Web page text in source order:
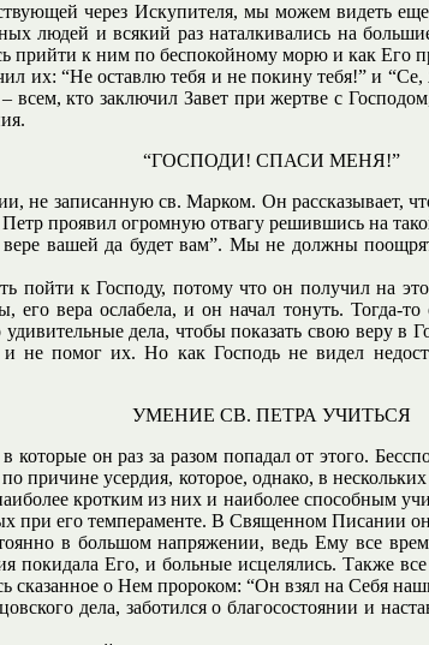
через Искупителя, мы можем видеть
людей и всякий раз наталкивались на
прийти к ним по беспокойному морю и как Его
их: “Не оставлю тебя и не покину тебя!” и
всем, кто заключил Завет при жертве с
“ГОСПОДИ! СПАСИ МЕНЯ!”
не записанную св. Марком. Он рассказывает,
проявил огромную отвагу решившись на
вашей да будет вам”. Мы не должны
к Господу, потому что он получил на
его вера ослабела, и он начал тонуть.
дела, чтобы показать свою
не помог их. Но как Господь не видел
УМЕНИЕ СВ. ПЕТРА УЧИТЬСЯ
он раз за разом попадал от этого.
причине усердия, которое, однако, в
кротким из них и наиболее способным
при его темпераменте. В Священном Писании
в большом напряжении, ведь Ему все
покидала Его, и больные исцелялись. Также
сказанное о Нем пророком: “Он взял на Себя
дела, заботился о благосостоянии и